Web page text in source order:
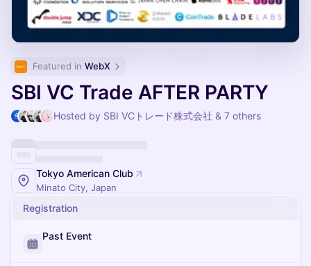
Featured in WebX
SBI VC Trade AFTER PARTY
Hosted by SBI VCトレード株式会社 & 7 others
Tokyo American Club
Minato City, Japan
Registration
Past Event